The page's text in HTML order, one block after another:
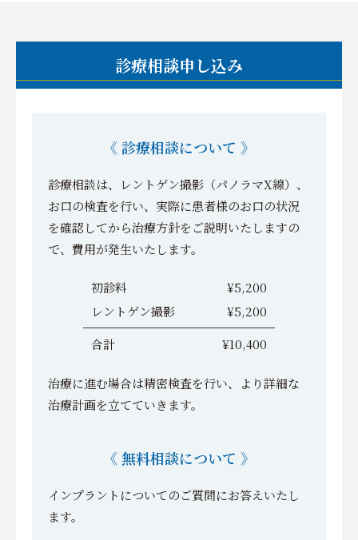
診療相談申し込み
《 診療相談について 》
診療相談は、レントゲン撮影（パノラマX線）、
お口の検査を行い、実際に患者様のお口の状況
を確認してから治療方針をご説明いたしますの
で、費用が発生いたします。
初診料
¥5,200
レントゲン撮影
¥5,200
合計
¥10,400
治療に進む場合は精密検査を行い、より詳細な
治療計画を立てていきます。
《 無料相談について 》
インプラントについてのご質問にお答えいたし
ます。